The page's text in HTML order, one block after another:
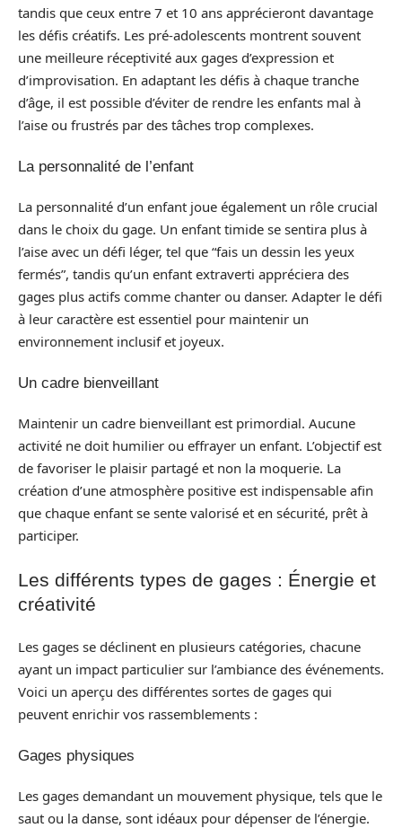
tandis que ceux entre 7 et 10 ans apprécieront davantage
les défis créatifs. Les pré-adolescents montrent souvent
une meilleure réceptivité aux gages d’expression et
d’improvisation. En adaptant les défis à chaque tranche
d’âge, il est possible d’éviter de rendre les enfants mal à
l’aise ou frustrés par des tâches trop complexes.
La personnalité de l’enfant
La personnalité d’un enfant joue également un rôle crucial
dans le choix du gage. Un enfant timide se sentira plus à
l’aise avec un défi léger, tel que “fais un dessin les yeux
fermés”, tandis qu’un enfant extraverti appréciera des
gages plus actifs comme chanter ou danser. Adapter le défi
à leur caractère est essentiel pour maintenir un
environnement inclusif et joyeux.
Un cadre bienveillant
Maintenir un cadre bienveillant est primordial. Aucune
activité ne doit humilier ou effrayer un enfant. L’objectif est
de favoriser le plaisir partagé et non la moquerie. La
création d’une atmosphère positive est indispensable afin
que chaque enfant se sente valorisé et en sécurité, prêt à
participer.
Les différents types de gages : Énergie et
créativité
Les gages se déclinent en plusieurs catégories, chacune
ayant un impact particulier sur l’ambiance des événements.
Voici un aperçu des différentes sortes de gages qui
peuvent enrichir vos rassemblements :
Gages physiques
Les gages demandant un mouvement physique, tels que le
saut ou la danse, sont idéaux pour dépenser de l’énergie.